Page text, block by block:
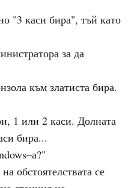
"3 каси бира", тъй като
за да
към златиста бира.
1 или 2 каси. Долната
бира...
обстоятелствата се